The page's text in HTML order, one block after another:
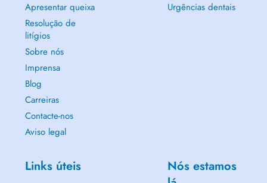
Apresentar queixa
Resolução de
litígios
Sobre nós
Imprensa
Blog
Carreiras
Contacte-nos
Aviso legal
Urgências dentais
Links úteis
Nós estamos